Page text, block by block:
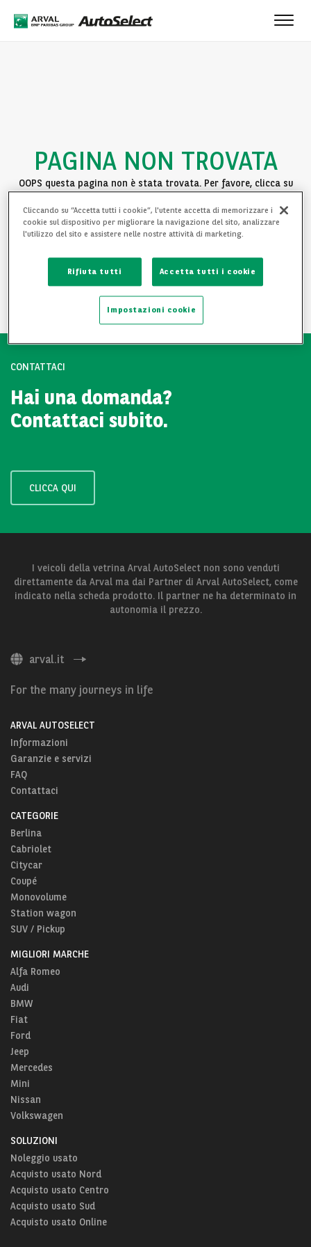
PAGINA NON TROVATA
OOPS questa pagina non è stata trovata. Per favore, clicca su
TORNA ALLA HOMEPAGE
CONTATTACI
Hai una domanda?
Contattaci subito.
CLICCA QUI
I veicoli della vetrina Arval AutoSelect non sono venduti
direttamente da Arval ma dai Partner di Arval AutoSelect, come
indicato nella scheda prodotto. Il partner ne ha determinato in
autonomia il prezzo.
arval.it
For the many journeys in life
ARVAL AUTOSELECT
Informazioni
Garanzie e servizi
FAQ
Contattaci
CATEGORIE
Berlina
Cabriolet
Citycar
Coupé
Monovolume
Station wagon
SUV / Pickup
MIGLIORI MARCHE
Alfa Romeo
Audi
BMW
Fiat
Ford
Jeep
Mercedes
Mini
Nissan
Volkswagen
SOLUZIONI
Noleggio usato
Acquisto usato Nord
Acquisto usato Centro
Acquisto usato Sud
Acquisto usato Online
Cliccando su “Accetta tutti i cookie”, l'utente accetta di memorizzare i
cookie sul dispositivo per migliorare la navigazione del sito, analizzare
l'utilizzo del sito e assistere nelle nostre attività di marketing.
Rifiuta tutti Accetta tutti i cookie
Impostazioni cookie